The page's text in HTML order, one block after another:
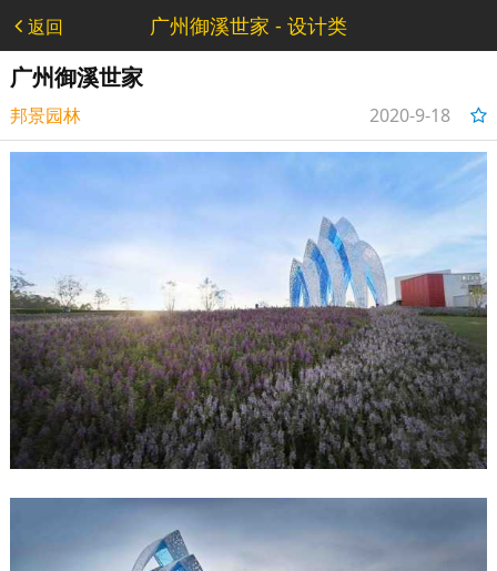
返回 广州御溪世家 - 设计类
广州御溪世家
邦景园林
2020-9-18
20:21:12